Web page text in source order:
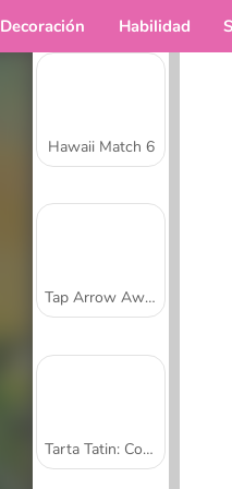
Decoración Habilidad
Hawaii Match 6
Tap Arrow Away
Tarta Tatin: Cocina con Sara